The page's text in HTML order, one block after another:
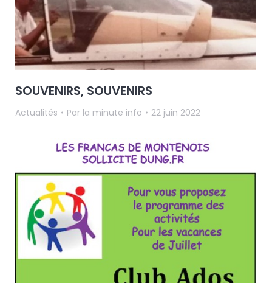
SOUVENIRS, SOUVENIRS
Actualités Par la minute info 22 juin 2022